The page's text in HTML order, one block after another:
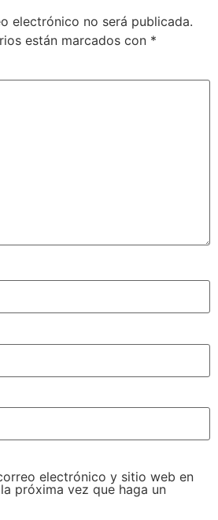
electrónico no será publicada.
están marcados con *
electrónico y sitio web en
próxima vez que haga un